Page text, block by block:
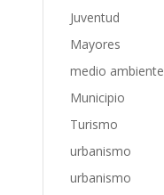
Juventud
Mayores
medio ambiente
Municipio
Turismo
urbanismo
urbanismo